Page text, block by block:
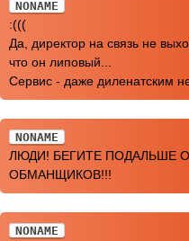
NONAME
:(((
Да, директор на связь не
что он липовый...
Сервис - даже диленатским
NONAME
ЛЮДИ! БЕГИТЕ ПОДАЛЬШЕ
ОБМАНЩИКОВ!!!
NONAME